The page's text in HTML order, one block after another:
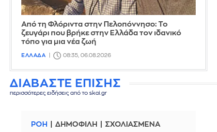
Από τη Φλόριντα στην Πελοπόννησο: Το
ζευγάρι που βρήκε στην Ελλάδα τον ιδανικό
τόπο για μια νέα ζωή
ΕΛΛΑΔΑ 08:35, 06.08.2026
ΔΙΑΒΑΣΤΕ ΕΠΙΣΗΣ
περισσότερες ειδήσεις από το skai.gr
ΡΟΗ ΔΗΜΟΦΙΛΗ ΣΧΟΛΙΑΣΜΕΝΑ